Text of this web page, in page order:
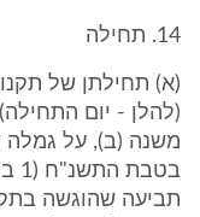
14. תחילה
(להלן - יום
משנה (ב), על גמלה